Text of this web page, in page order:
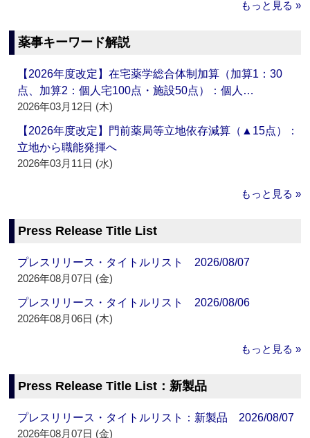
もっと見る »
薬事キーワード解説
【2026年度改定】在宅薬学総合体制加算（加算1：30
点、加算2：個人宅100点・施設50点）：個人…
2026年03月12日 (木)
【2026年度改定】門前薬局等立地依存減算（▲15点）：
立地から職能発揮へ
2026年03月11日 (水)
もっと見る »
Press Release Title List
プレスリリース・タイトルリスト 2026/08/07
2026年08月07日 (金)
プレスリリース・タイトルリスト 2026/08/06
2026年08月06日 (木)
もっと見る »
Press Release Title List：新製品
プレスリリース・タイトルリスト：新製品 2026/08/07
2026年08月07日 (金)